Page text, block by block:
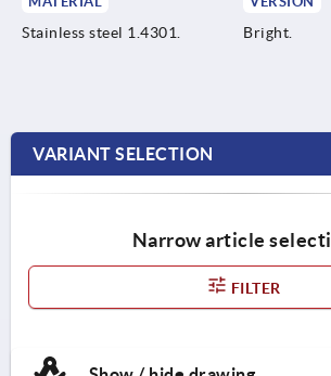
Stainless steel 1.4301. Bright.
VARIANT SELECTION
Narrow article
FILTER